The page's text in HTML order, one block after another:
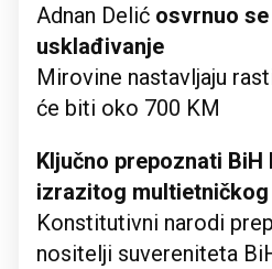
Adnan Delić osvrnuo se
usklađivanje
Mirovine nastavljaju
će biti oko 700 KM
Ključno prepoznati BiH
izrazitog
Konstitutivni narodi
nositelji suvereniteta